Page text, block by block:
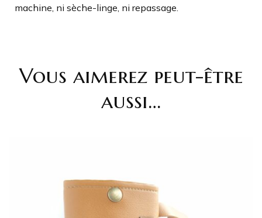
machine, ni sèche-linge, ni repassage.
Vous aimerez peut-être
aussi…